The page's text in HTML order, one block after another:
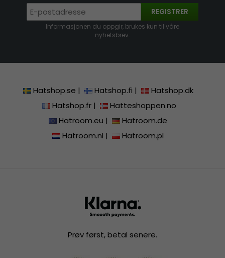
REGISTRER
Informasjonen du oppgir, brukes kun til våre
nyhetsbrev.
Hatshop.se | Hatshop.fi |
Hatshop.dk
Hatshop.fr|
Hatteshoppen.no
Hatroom.eu |
Hatroom.de
Hatroom.nl | Hatroom.pl
Prøv først, betal senere.